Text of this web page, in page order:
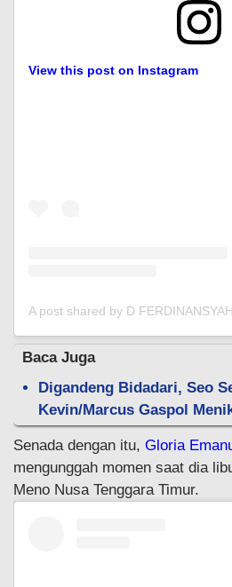
View this post on Instagram
A post shared by D
Baca Juga
Digandeng Bidadari, Seo
Kevin/Marcus Gaspol
Senada dengan itu, Gloria
mengunggah momen saat dia
Meno Nusa Tenggara Timur.